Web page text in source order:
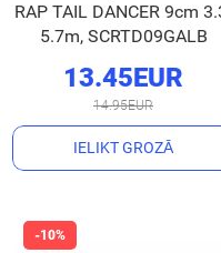
RAP TAIL DANCER 9cm
5.7m, SCRTD09GALB
13.45EUR
14.95EUR
IELIKT GROZĀ